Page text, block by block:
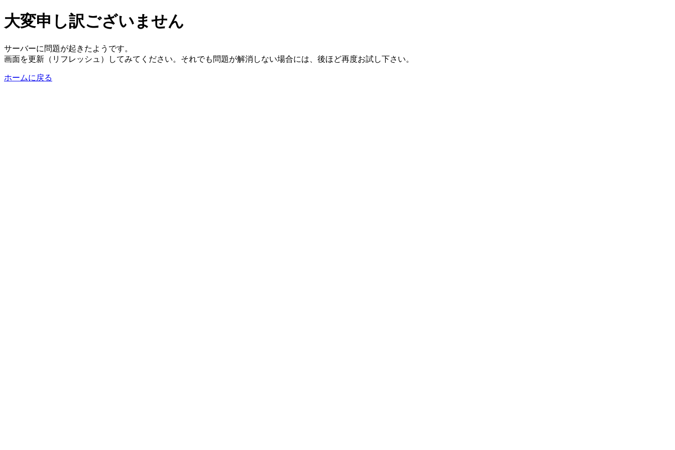
大変申し訳ございません
サーバーに問題が起きたようです。
画面を更新（リフレッシュ）してみてください。それでも問題が解消しない場合には、後ほど再度お試し下さい。
ホームに戻る